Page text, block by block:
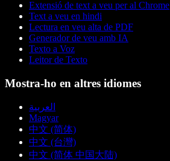
Extensió de text a veu per al Chrome
Text a veu en hindi
Lectura en veu alta de PDF
Generador de veu amb IA
Texto a Voz
Leitor de Texto
Mostra-ho en altres idiomes
العربية
Magyar
中文 (简体)
中文 (台灣)
中文 (简体 中国大陆)